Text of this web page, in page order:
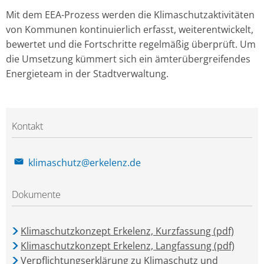
Mit dem EEA-Prozess werden die Klimaschutzaktivitäten
von Kommunen kontinuierlich erfasst, weiterentwickelt,
bewertet und die Fortschritte regelmäßig überprüft. Um
die Umsetzung kümmert sich ein ämterübergreifendes
Energieteam in der Stadtverwaltung.
Kontakt
klimaschutz@erkelenz.de
Dokumente
Klimaschutzkonzept Erkelenz, Kurzfassung (pdf)
Klimaschutzkonzept Erkelenz, Langfassung (pdf)
Verpflichtungserklärung zu Klimaschutz und